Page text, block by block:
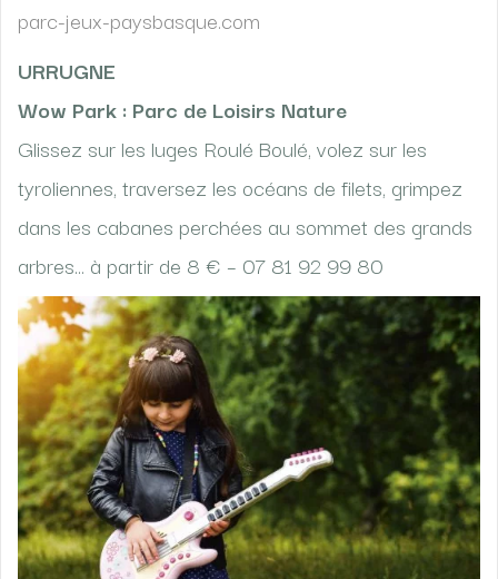
parc-jeux-paysbasque.com
URRUGNE
Wow Park : Parc de Loisirs Nature
Glissez sur les luges Roulé Boulé, volez sur les
tyroliennes, traversez les océans de filets, grimpez
dans les cabanes perchées au sommet des grands
arbres… à partir de 8 € – 07 81 92 99 80